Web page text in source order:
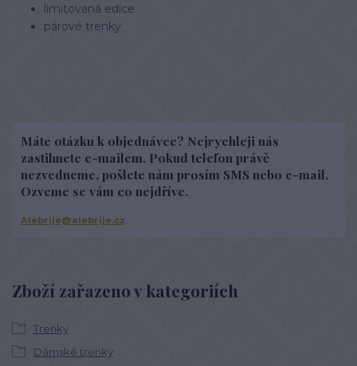
limitovaná edice
párové trenky
Zboží zařazeno v kategoriích
Trenky
Dámské trenky
Máte otázku k objednávce? Nejrychleji nás
zastihnete e-mailem. Pokud telefon právě
nezvedneme, pošlete nám prosím SMS nebo e-mail.
Ozveme se vám co nejdříve.
Alebrije@alebrije.cz